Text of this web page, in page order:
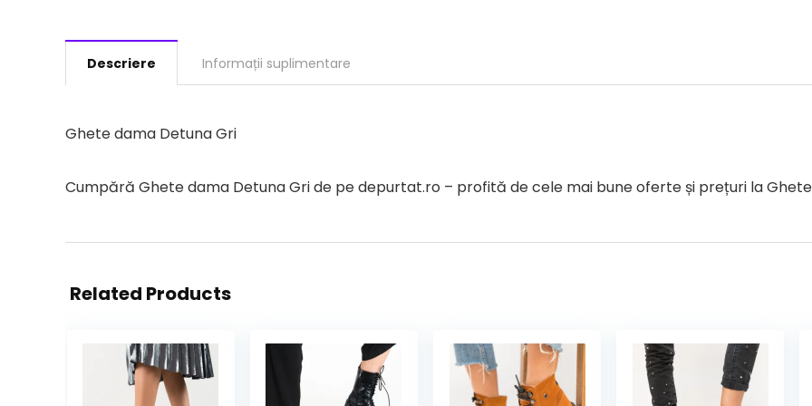
Descriere Informații suplimentare
Ghete dama Detuna Gri
Cumpără Ghete dama Detuna Gri de pe depurtat.ro – profită de cele mai bune oferte și prețuri la
Related Products